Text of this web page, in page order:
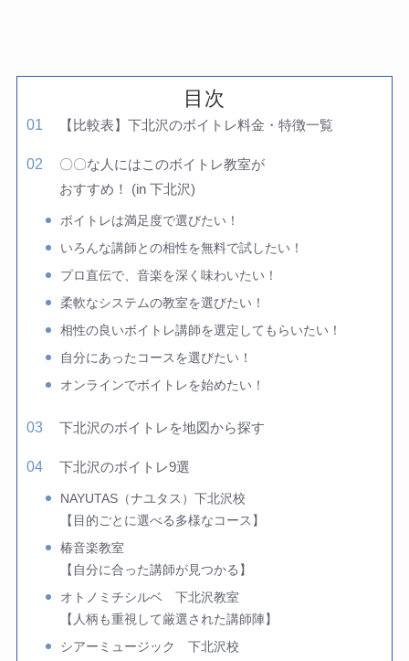
目次
【比較表】下北沢のボイトレ料金・特徴一覧
〇〇な人にはこのボイトレ教室が
おすすめ！ (in 下北沢)
ボイトレは満足度で選びたい！
いろんな講師との相性を無料で試したい！
プロ直伝で、音楽を深く味わいたい！
柔軟なシステムの教室を選びたい！
相性の良いボイトレ講師を選定してもらいたい！
自分にあったコースを選びたい！
オンラインでボイトレを始めたい！
下北沢のボイトレを地図から探す
下北沢のボイトレ9選
NAYUTAS（ナユタス）下北沢校
【目的ごとに選べる多様なコース】
椿音楽教室
【自分に合った講師が見つかる】
オトノミチシルベ 下北沢教室
【人柄も重視して厳選された講師陣】
シアーミュージック 下北沢校